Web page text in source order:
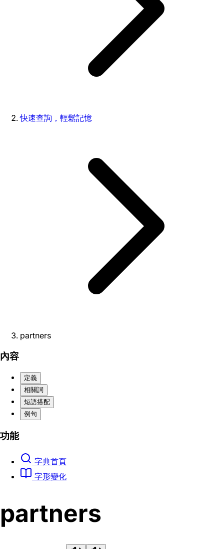
快速查詢，輕鬆記憶
partners
內容
定義
相關詞
短語搭配
例句
功能
字典首頁
字形變化
partners